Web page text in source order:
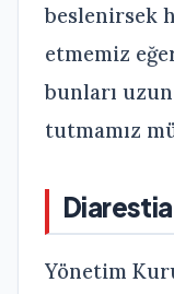
beslenirsek
etmemiz
bunları
tutmamız
Yönetim